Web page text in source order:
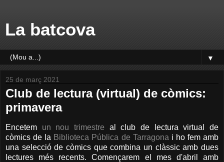
La batcova
▼
25 de març 2021
Club de lectura (virtual) de còmics:
primavera
Encetem un nou trimestre al club de lectura virtual de
còmics de la Biblioteca Pública de Tarragona i ho fem amb
una selecció de còmics que combina un clàssic amb dues
lectures més recents. Començarem el mes d'abril amb